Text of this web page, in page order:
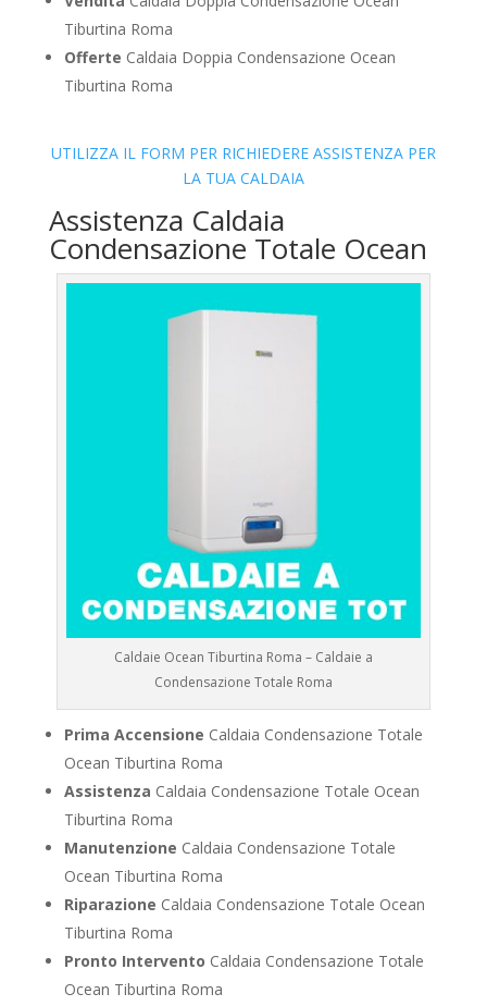
Tiburtina Roma
Offerte Caldaia Doppia Condensazione Ocean
Tiburtina Roma
UTILIZZA IL FORM PER RICHIEDERE ASSISTENZA PER
LA TUA CALDAIA
Assistenza Caldaia
Condensazione Totale Ocean
Caldaie Ocean Tiburtina Roma – Caldaie a
Condensazione Totale Roma
Prima Accensione Caldaia Condensazione Totale
Ocean Tiburtina Roma
Assistenza Caldaia Condensazione Totale Ocean
Tiburtina Roma
Manutenzione Caldaia Condensazione Totale
Ocean Tiburtina Roma
Riparazione Caldaia Condensazione Totale Ocean
Tiburtina Roma
Pronto Intervento Caldaia Condensazione Totale
Ocean Tiburtina Roma